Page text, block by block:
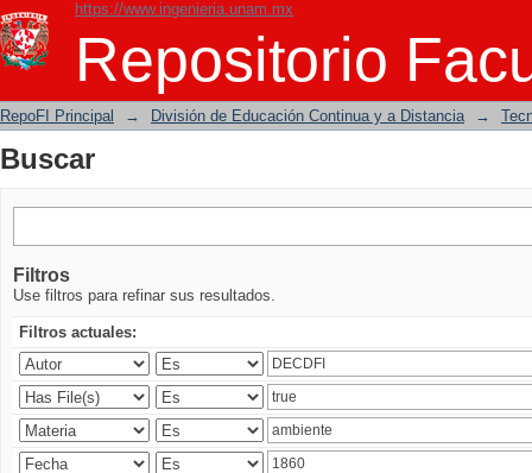
https://www.ingenieria.unam.mx
Repositorio
Buscar
RepoFI Principal → División de Educación Continua y a Distancia →
Buscar
Filtros
Use filtros para refinar sus resultados.
Filtros actuales: